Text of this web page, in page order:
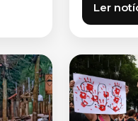
Ler